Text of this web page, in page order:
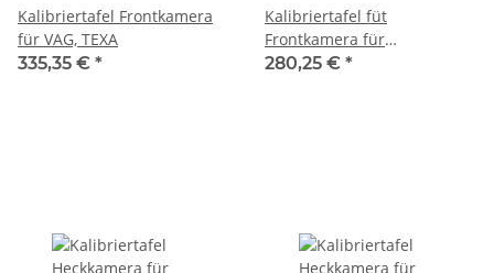
Kalibriertafel Frontkamera
für VAG, TEXA
335,35 € *
Kalibriertafel füt
Frontkamera für
Renault/Smart, TEXA
280,25 € *